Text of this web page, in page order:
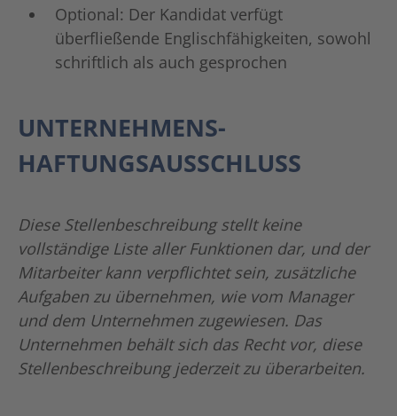
Optional: Der Kandidat verfügt
überfließende Englischfähigkeiten, sowohl
schriftlich als auch gesprochen
UNTERNEHMENS-
HAFTUNGSAUSSCHLUSS
Diese Stellenbeschreibung stellt keine
vollständige Liste aller Funktionen dar, und der
Mitarbeiter kann verpflichtet sein, zusätzliche
Aufgaben zu übernehmen, wie vom Manager
und dem Unternehmen zugewiesen. Das
Unternehmen behält sich das Recht vor, diese
Stellenbeschreibung jederzeit zu überarbeiten.